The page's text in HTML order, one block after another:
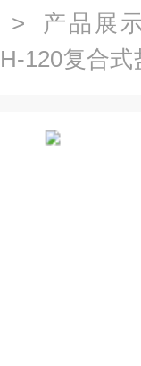
> 产品展
120​复合式